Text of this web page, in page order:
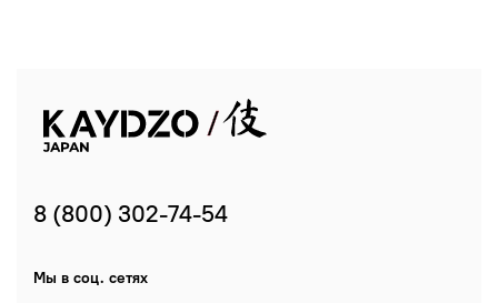
8 (800) 302-74-54
Мы в соц. сетях